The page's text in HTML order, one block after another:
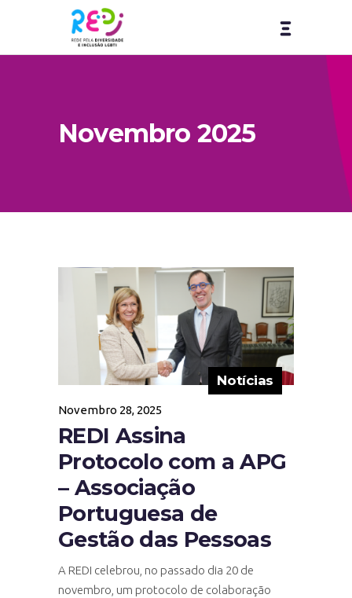
Novembro 2025
Notícias
Novembro 28, 2025
REDI Assina
Protocolo com a APG
– Associação
Portuguesa de
Gestão das Pessoas
A REDI celebrou, no passado dia 20 de
novembro, um protocolo de colaboração